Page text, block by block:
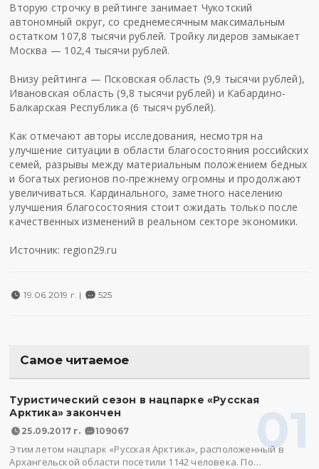
Вторую строчку в рейтинге занимает Чукотский
автономный округ, со среднемесячным максимальным
остатком 107,8 тысячи рублей. Тройку лидеров замыкает
Москва — 102,4 тысячи рублей.
Внизу рейтинга — Псковская область (9,9 тысячи рублей),
Ивановская область (9,8 тысячи рублей) и Кабардино-
Балкарская Республика (6 тысяч рублей).
Как отмечают авторы исследования, несмотря на
улучшение ситуации в области благосостояния российских
семей, разрывы между материальным положением бедных
и богатых регионов по-прежнему огромны и продолжают
увеличиваться. Кардинального, заметного населению
улучшения благосостояния стоит ожидать только после
качественных изменений в реальном секторе экономики.
Источник: region29.ru
19.06.2019 г. | 525
Самое читаемое
01
Туристический сезон в нацпарке «Русская
Арктика» закончен
25.09.2017 г. 109067
Этим летом нацпарк «Русская Арктика», расположенный в
Архангельской области посетили 1142 человека. По…